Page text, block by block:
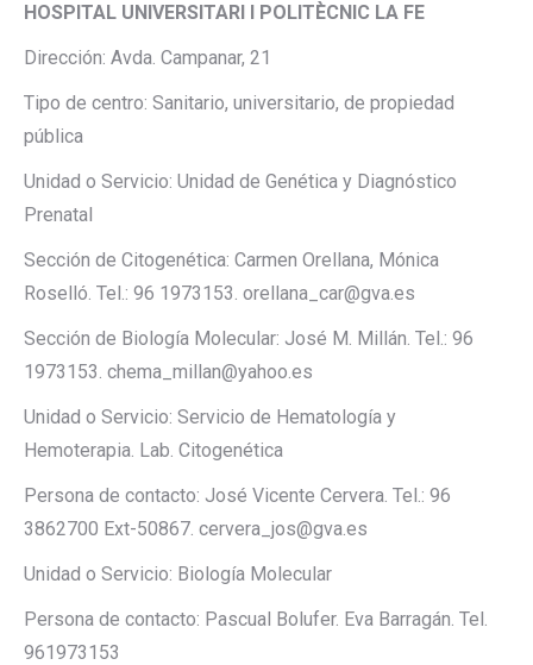
HOSPITAL UNIVERSITARI I POLITÈCNIC LA FE
Dirección: Avda. Campanar, 21
Tipo de centro: Sanitario, universitario, de propiedad
pública
Unidad o Servicio: Unidad de Genética y Diagnóstico
Prenatal
Sección de Citogenética: Carmen Orellana, Mónica
Roselló. Tel.: 96 1973153. orellana_car@gva.es
Sección de Biología Molecular: José M. Millán. Tel.: 96
1973153. chema_millan@yahoo.es
Unidad o Servicio: Servicio de Hematología y
Hemoterapia. Lab. Citogenética
Persona de contacto: José Vicente Cervera. Tel.: 96
3862700 Ext-50867. cervera_jos@gva.es
Unidad o Servicio: Biología Molecular
Persona de contacto: Pascual Bolufer. Eva Barragán. Tel.
961973153